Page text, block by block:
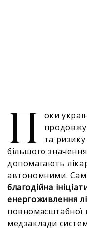
П оки
та
більшого
допомагають
автономними.
благодійна
енергоживлення
повномасштабної
медзаклади